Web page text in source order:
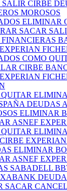
CIRBE
MOROSOS
ELIMINAR
SACAR
COMO
CIRBE
QUITAR
DEUDAS
ELIMINAR
ASNEF
QUITAR
ELIMINAR
ASNEF
SABADELL
SACAR